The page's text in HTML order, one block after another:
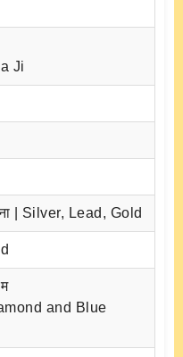
Ji
| Silver, Lead, Gold
and Blue